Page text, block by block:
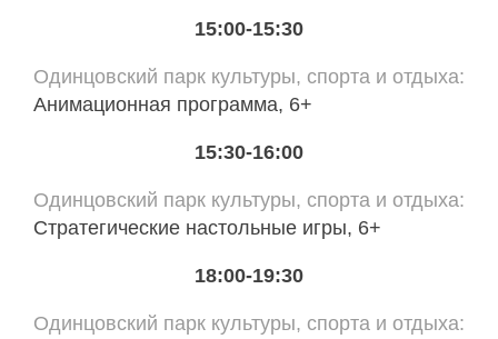
15:00-15:30
Одинцовский парк культуры, спорта и отдыха
Анимационная программа, 6+
15:30-16:00
Одинцовский парк культуры, спорта и отдыха
Стратегические настольные игры, 6+
18:00-19:30
Одинцовский парк культуры, спорта и отдыха